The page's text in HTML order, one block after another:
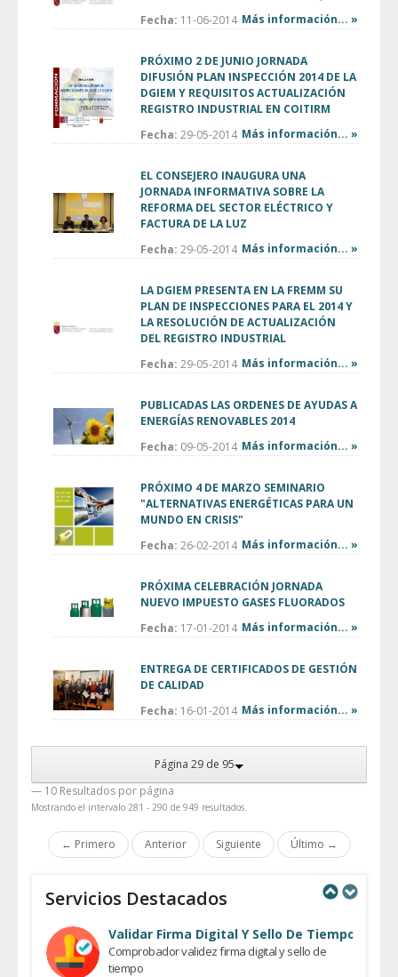
Fecha: 11-06-2014 Más información... »
PRÓXIMO 2 DE JUNIO JORNADA
DIFUSIÓN PLAN INSPECCIÓN 2014 DE LA
DGIEM Y REQUISITOS ACTUALIZACIÓN
REGISTRO INDUSTRIAL EN COITIRM
Fecha: 29-05-2014 Más información... »
EL CONSEJERO INAUGURA UNA
JORNADA INFORMATIVA SOBRE LA
REFORMA DEL SECTOR ELÉCTRICO Y
FACTURA DE LA LUZ
Fecha: 29-05-2014 Más información... »
LA DGIEM PRESENTA EN LA FREMM SU
PLAN DE INSPECCIONES PARA EL 2014 Y
LA RESOLUCIÓN DE ACTUALIZACIÓN
DEL REGISTRO INDUSTRIAL
Fecha: 29-05-2014 Más información... »
PUBLICADAS LAS ORDENES DE AYUDAS A
ENERGÍAS RENOVABLES 2014
Fecha: 09-05-2014 Más información... »
PRÓXIMO 4 DE MARZO SEMINARIO
"ALTERNATIVAS ENERGÉTICAS PARA UN
MUNDO EN CRISIS"
Fecha: 26-02-2014 Más información... »
PRÓXIMA CELEBRACIÓN JORNADA
NUEVO IMPUESTO GASES FLUORADOS
Fecha: 17-01-2014 Más información... »
ENTREGA DE CERTIFICADOS DE GESTIÓN
DE CALIDAD
Fecha: 16-01-2014 Más información... »
Página 29 de 95
— 10 Resultados por página
Mostrando el intervalo 281 - 290 de 949 resultados.
← Primero Anterior Siguiente Último →
Servicios Destacados
Validar Firma Digital Y Sello De Tiempo
Comprobador validez firma digital y sello de
tiempo
Previous